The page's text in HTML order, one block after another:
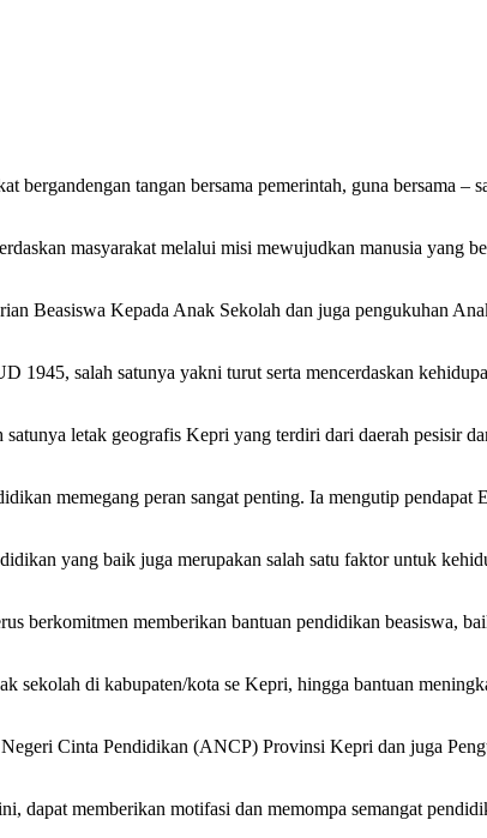
tangan bersama pemerintah, guna bersama –
masyarakat melalui misi mewujudkan manusia yang
Beasiswa Kepada Anak Sekolah dan juga pengukuhan
salah satunya yakni turut serta mencerdaskan
letak geografis Kepri yang terdiri dari daerah pesisir
memegang peran sangat penting. Ia mengutip
yang baik juga merupakan salah satu faktor untuk
berkomitmen memberikan bantuan pendidikan beasiswa,
sekolah di kabupaten/kota se Kepri, hingga bantuan
Cinta Pendidikan (ANCP) Provinsi Kepri dan juga
memberikan motifasi dan memompa semangat